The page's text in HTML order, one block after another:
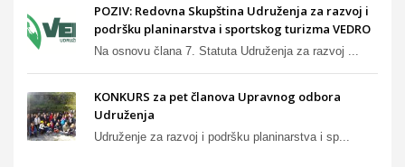
POZIV: Redovna Skupština Udruženja za razvoj i
podršku planinarstva i sportskog turizma VEDRO
Na osnovu člana 7. Statuta Udruženja za razvoj ...
KONKURS za pet članova Upravnog odbora
Udruženja
Udruženje za razvoj i podršku planinarstva i sp...